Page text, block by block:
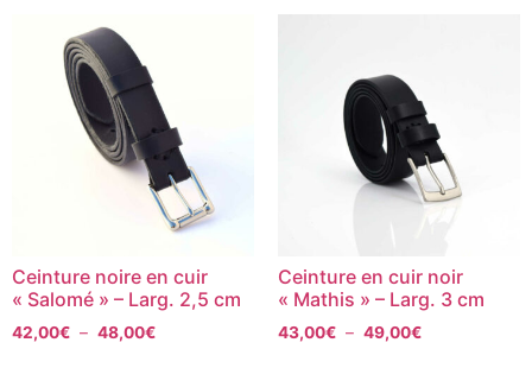
Ceinture noire en cuir
« Salomé » – Larg. 2,5 cm
42,00€ – 48,00€
Ceinture en cuir noir
« Mathis » – Larg. 3 cm
43,00€ – 49,00€